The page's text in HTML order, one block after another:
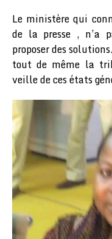
Le ministère qui
de la presse , n’a
proposer des
tout de même la
veille de ces états